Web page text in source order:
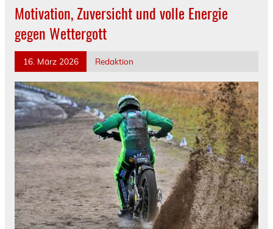
Motivation, Zuversicht und volle Energie
gegen Wettergott
16. März 2026 Redaktion